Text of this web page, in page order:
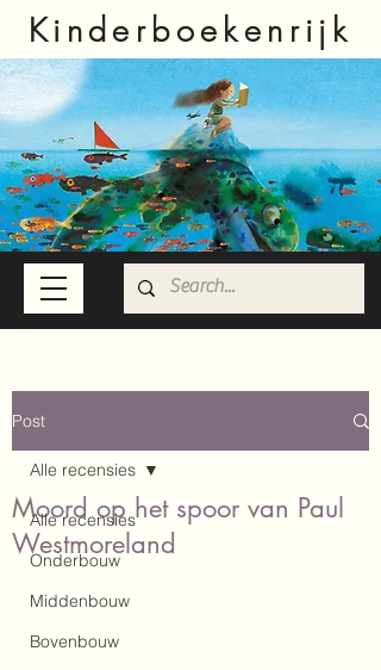
Kinderboekenrijk
Post
Alle recensies
Onderbouw
Middenbouw
Bovenbouw
Alle recensies
Moord op het spoor van Paul
Westmoreland